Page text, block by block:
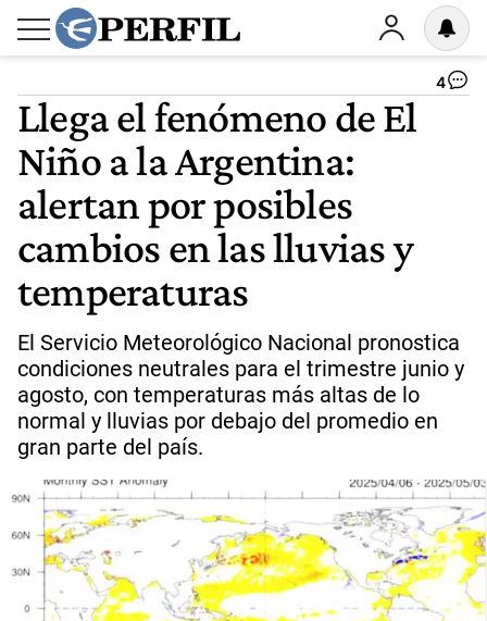
4
Llega el fenómeno de El
Niño a la Argentina:
alertan por posibles
cambios en las lluvias y
temperaturas
El Servicio Meteorológico Nacional pronostica
condiciones neutrales para el trimestre junio y
agosto, con temperaturas más altas de lo
normal y lluvias por debajo del promedio en
gran parte del país.